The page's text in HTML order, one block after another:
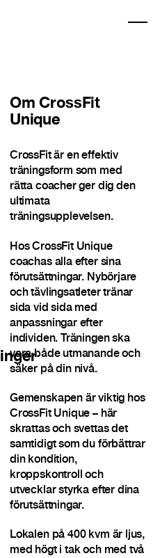
OmCrossFit
Unique
CrossFit är en effektiv
träningsform som med
rätta coacher ger dig den
ultimata
träningsupplevelsen.
Hos CrossFit Unique
coachas alla efter sina
förutsättningar. Nybörjare
och tävlingsatleter tränar
sida vid sida med
anpassningar efter
individen. Träningen ska
vara både utmanande och
säker på din nivå.
Gemenskapen är viktig hos
CrossFit Unique – här
skrattas och svettas det
samtidigt som du förbättrar
din kondition,
kroppskontroll och
utvecklar styrka efter dina
förutsättningar.
Lokalen på 400 kvm är ljus,
med högt i tak och med två